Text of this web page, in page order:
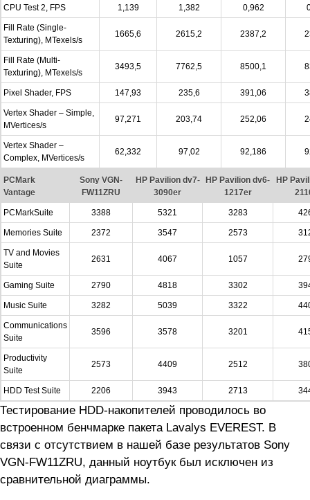
CPU Test 2, FPS 1,139 1,382 0,962
Fill Rate (Single-
Texturing), MTexels/s
1665,6 2615,2 2387,2
Fill Rate (Multi-
Texturing), MTexels/s
3493,5 7762,5 8500,1
Pixel Shader, FPS 147,93 235,6 391,06
Vertex Shader – Simple,
MVertices/s
97,271 203,74 252,06
Vertex Shader –
Complex, MVertices/s
62,332 97,02 92,186
PCMark
Vantage
Sony VGN-
FW11ZRU
HP Pavilion dv7-
3090er
HP Pavilion dv6-
1217er
HP
PCMarkSuite 3388 5321 3283
Memories Suite 2372 3547 2573
TV and Movies
Suite
2631 4067 1057
Gaming Suite 2790 4818 3302
Music Suite 3282 5039 3322
Communications
Suite
3596 3578 3201
Productivity
Suite
2573 4409 2512
HDD Test Suite 2206 3943 2713
Тестирование HDD-накопителей проводилось во
встроенном бенчмарке пакета Lavalys EVEREST. В
связи с отсутствием в нашей базе результатов Sony
VGN-FW11ZRU, данный ноутбук был исключен из
сравнительной диаграммы.